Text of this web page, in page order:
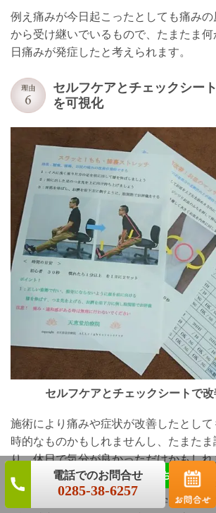
0285-38-6257
例え痛みが今日起こったとしても痛み
から受け継いでいるもので、たまたま
日痛みが発症したと考えられます。
セルフケアとチェックシー
を可視化
セルフケアとチェックシートで
施術により痛みや症状が改善したとし
時的なものかもしれませんし、たまた
り、休日で気分が良かっただけかもしれ
もしかしたら患者様自身の「錯覚」「
もあり得ます。それは西洋医学的な検